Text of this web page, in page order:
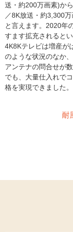
送・約200万画素)か
／8K放送・約3,300
と言えます。2020年
すます拡充されると
4K8Kテレビは増産が
のような状況のなか
アンテナの問合せが
でも、大量仕入れで
格を実現できました。
耐